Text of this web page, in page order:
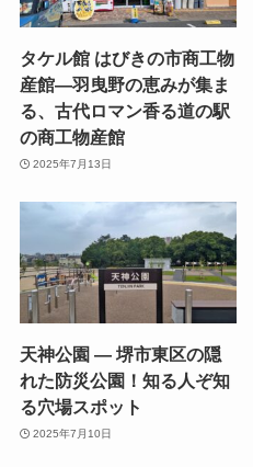
タケル館 はびきの市商工物
産館—羽曳野の恵みが集ま
る、古代ロマン香る道の駅
の商工物産館
2025年7月13日
天神公園 — 堺市東区の隠
れた防災公園！知る人ぞ知
る穴場スポット
2025年7月10日